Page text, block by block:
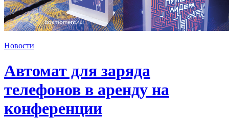
Новости
Автомат для заряда
телефонов в аренду на
конференции